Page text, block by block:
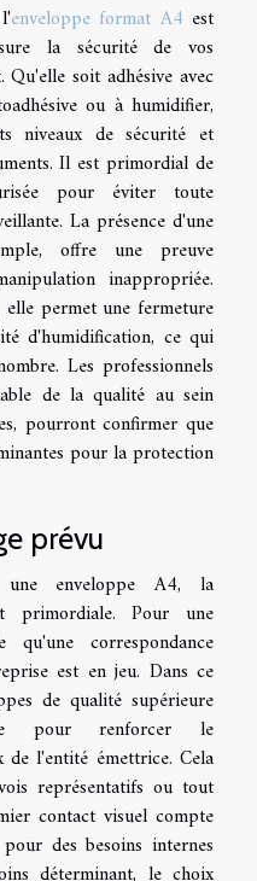
enveloppe format A4 est
la sécurité de vos
soit adhésive avec
ou à humidifier,
niveaux de sécurité et
Il est primordial de
pour éviter toute
La présence d'une
offre une preuve
inappropriée.
permet une fermeture
d'humidification, ce qui
Les professionnels
de la qualité au sein
pourront confirmer que
pour la protection
prévu
une enveloppe A4, la
primordiale. Pour une
qu'une correspondance
est en jeu. Dans ce
de qualité supérieure
pour renforcer le
de l'entité émettrice. Cela
représentatifs ou tout
contact visuel compte
des besoins internes